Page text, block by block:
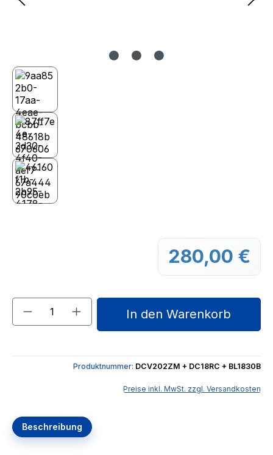
280,00 €
Produkt Anzahl: Gib den gewünschten
In den Warenkorb
Produktnummer: DCV202ZM + DC18RC + BL1830B
Preise inkl. MwSt. zzgl. Versandkosten
Beschreibung